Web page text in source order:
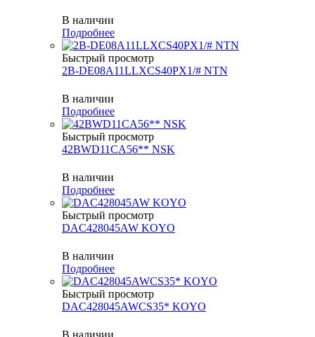
В наличии
Подробнее
Быстрый просмотр
2B-DE08A11LLXCS40PX1/# NTN
В наличии
Подробнее
Быстрый просмотр
42BWD11CA56** NSK
В наличии
Подробнее
Быстрый просмотр
DAC428045AW KOYO
В наличии
Подробнее
Быстрый просмотр
DAC428045AWCS35* KOYO